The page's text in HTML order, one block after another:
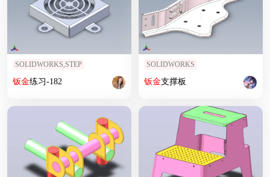
SOLIDWORKS,STEP
钣金练习-182
SOLIDWORKS
钣金支撑板